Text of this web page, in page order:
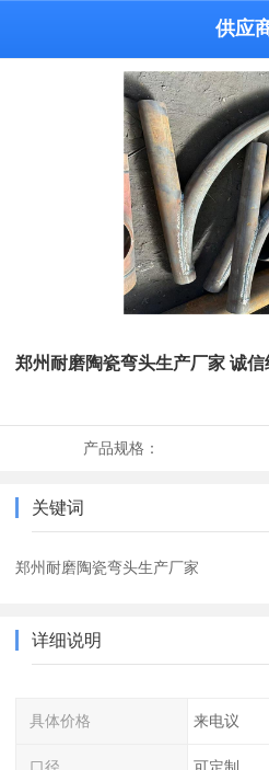
供应
郑州耐磨陶瓷弯头生产厂家 诚信
产品规格：
关键词
郑州耐磨陶瓷弯头生产厂家
详细说明
具体价格 来电议